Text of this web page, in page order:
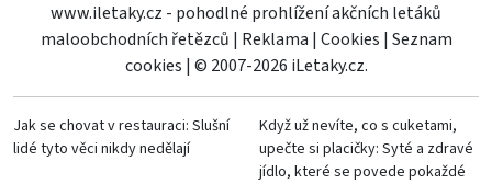
www.iletaky.cz - pohodlné prohlížení akčních letáků
maloobchodních řetězců | Reklama | Cookies | Seznam
cookies | © 2007-2026 iLetaky.cz.
Jak se chovat v restauraci: Slušní
lidé tyto věci nikdy nedělají
Když už nevíte, co s cuketami,
upečte si placičky: Syté a zdravé
jídlo, které se povede pokaždé